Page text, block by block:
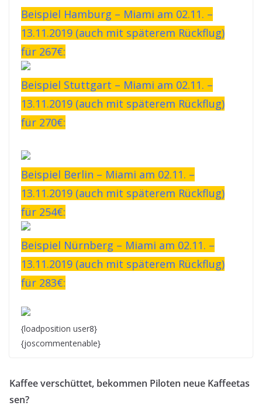
Beispiel Hamburg – Miami am 02.11. –
13.11.2019 (auch mit späterem Rückflug)
für 267€:
Beispiel Stuttgart – Miami am 02.11. –
13.11.2019 (auch mit späterem Rückflug)
für 270€:
Beispiel Berlin – Miami am 02.11. –
13.11.2019 (auch mit späterem Rückflug)
für 254€:
Beispiel Nürnberg – Miami am 02.11. –
13.11.2019 (auch mit späterem Rückflug)
für 283€:
{loadposition user8}
{joscommentenable}
Kaffee verschüttet, bekommen Piloten neue Kaffeetas
sen?